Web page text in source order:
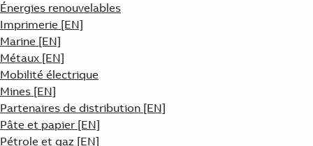
Énergies renouvelables
Imprimerie [EN]
Marine [EN]
Métaux [EN]
Mobilité électrique
Mines [EN]
Partenaires de distribution [EN]
Pâte et papier [EN]
Pétrole et gaz [EN]